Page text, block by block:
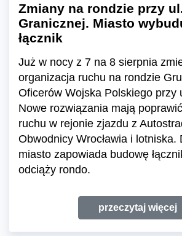
Zmiany na rondzie przy
Granicznej. Miasto
łącznik
Już w nocy z 7 na 8 sierpnia
organizacja ruchu na rondzie
Oficerów Wojska Polskiego przy
Nowe rozwiązania mają
ruchu w rejonie zjazdu z
Obwodnicy Wrocławia i lotniska.
miasto zapowiada budowę
odciąży rondo.
przeczytaj więcej